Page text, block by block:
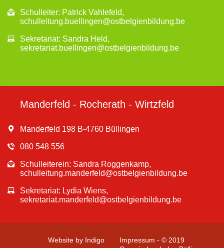
Schulleiter: Patrick Vahlefeld,
schulleitung.buellingen@ostbelgienbildung.be
Sekretariat: Sandra Held,
sekretariat.buellingen@ostbelgienbildung.be
Manderfeld - Rocherath - Wirtzfeld
Manderfeld 198 B-4760 Büllingen
080 548 556
Schulleiterein: Sandra Roggenkamp,
schulleitung.manderfeld@ostbelgienbildung.be
Sekretariat: Lydia Wiens,
sekretariat.manderfeld@ostbelgienbildung.be
Website by Indigo
Impressum - © 2019